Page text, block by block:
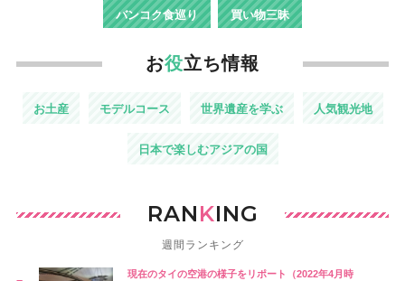
バンコク食巡り 買い物三昧
お役立ち情報
お土産 モデルコース 世界遺産を学ぶ 人気観光地
日本で楽しむアジアの国
RANKING
週間ランキング
現在のタイの空港の様子をリポート（2022年4月時